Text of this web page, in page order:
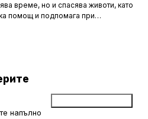
време, но и спасява животи, като
помощ и подпомага при
напълно